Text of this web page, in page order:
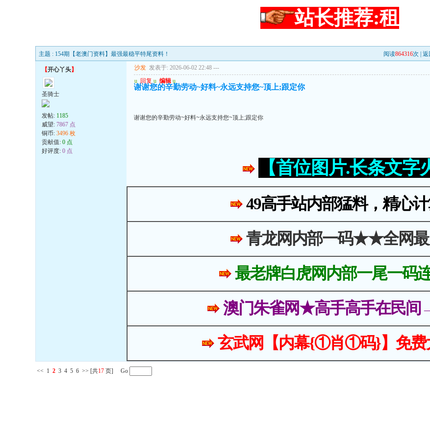
站长推荐:租
主题 : 154期【老澳门资料】最强最稳平特尾资料！ 阅读864316次 | 返
【开心丫头】
圣骑士
发帖: 1185
威望: 7867 点
铜币: 3496 枚
贡献值: 0 点
好评度: 0 点
沙发 发表于: 2026-06-02 22:48 ---
u 回复 u 编辑 u
谢谢您的辛勤劳动~好料~永远支持您~顶上;跟定你
谢谢您的辛勤劳动~好料~永远支持您~顶上;跟定你
【首位图片.长条文字
49高手站内部猛料，精心
青龙网内部一码★★全网最
最老牌白虎网内部一尾一码
澳门朱雀网★高手高手在民间
玄武网【内幕{①肖①码}】免
<< 1 2 3 4 5 6 >> [共17 页] Go